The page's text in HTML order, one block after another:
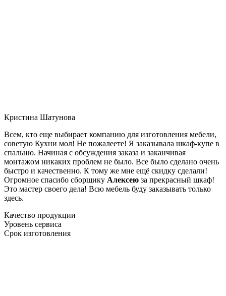
Кристина Шатунова
Всем, кто еще выбирает компанию для изготовления мебели,
советую Кухни мол! Не пожалеете! Я заказывала шкаф-купе в
спальню. Начиная с обсуждения заказа и заканчивая
монтажом никаких проблем не было. Все было сделано очень
быстро и качественно. К тому же мне ещё скидку сделали!
Огромное спасибо сборщику Алексею за прекрасный шкаф!
Это мастер своего дела! Всю мебель буду заказывать только
здесь.
Качество продукции
Уровень сервиса
Срок изготовления